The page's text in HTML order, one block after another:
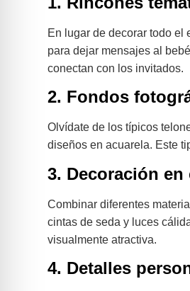
En lugar de decorar todo
para dejar mensajes al
conectan con los invitados.
2. Fondos
Olvídate de los típicos
diseños en acuarela. Este
3. Decoración
Combinar diferentes
cintas de seda y luces
visualmente atractiva.
4. Detalles